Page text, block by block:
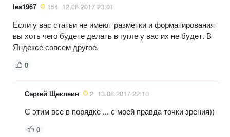
les1967 154 12.08.2017 23:01
Если у вас статьи не имеют разметки и форматирования
вы хоть чего будете делать в гугле у вас их не будет. В
Яндексе совсем другое.
0
Сергей Щеклеин 2 13.08.2017 22:10
С этим все в порядке ... с моей правда точки зрения))
0